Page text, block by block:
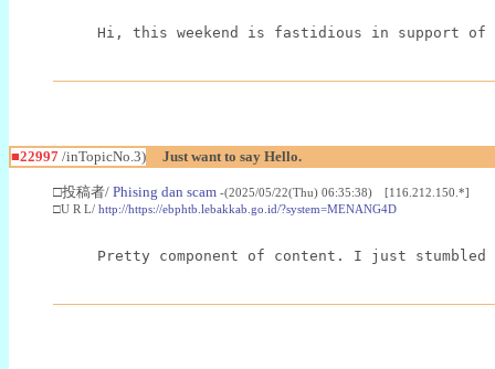
Hi, this weekend is fastidious in support of
■22997 /inTopicNo.3) Just want to say Hello.
□投稿者/ Phising dan scam -(2025/05/22(Thu) 06:35:38) [116.212.150.*]
□U R L/ http://https://ebphtb.lebakkab.go.id/?system=MENANG4D
Pretty component of content. I just